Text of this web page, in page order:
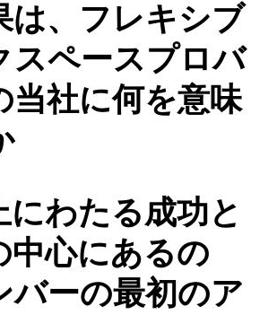
は、フレキシブ
スペースプロバ
当社に何を意味
にわたる成功と
中心にあるの
バーの最初のア